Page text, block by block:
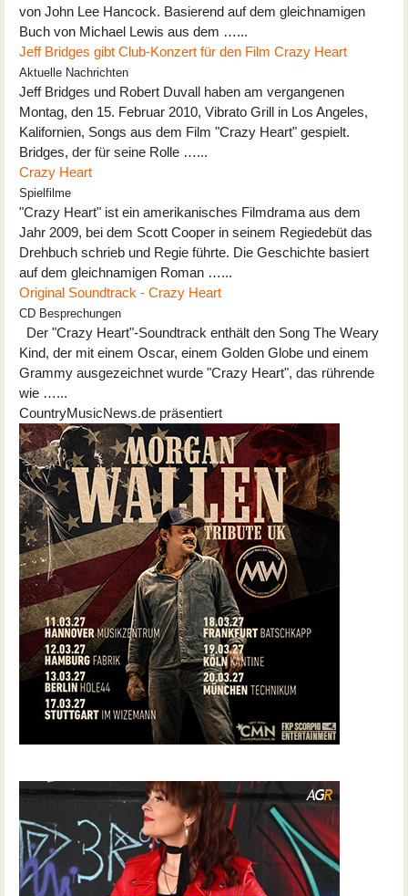
von John Lee Hancock. Basierend auf dem gleichnamigen
Buch von Michael Lewis aus dem …...
Jeff Bridges gibt Club-Konzert für den Film Crazy Heart
Aktuelle Nachrichten
Jeff Bridges und Robert Duvall haben am vergangenen
Montag, den 15. Februar 2010, Vibrato Grill in Los Angeles,
Kalifornien, Songs aus dem Film "Crazy Heart" gespielt.
Bridges, der für seine Rolle …...
Crazy Heart
Spielfilme
"Crazy Heart" ist ein amerikanisches Filmdrama aus dem
Jahr 2009, bei dem Scott Cooper in seinem Regiedebüt das
Drehbuch schrieb und Regie führte. Die Geschichte basiert
auf dem gleichnamigen Roman …...
Original Soundtrack - Crazy Heart
CD Besprechungen
Der "Crazy Heart"-Soundtrack enthält den Song The Weary
Kind, der mit einem Oscar, einem Golden Globe und einem
Grammy ausgezeichnet wurde "Crazy Heart", das rührende
wie …...
CountryMusicNews.de präsentiert